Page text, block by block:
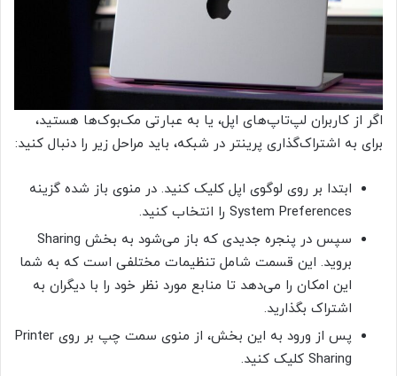
اگر از کاربران لپ‌تاپ‌های اپل، یا به عبارتی مک‌بوک‌ها هستید،
برای به اشتراک‌گذاری پرینتر در شبکه، باید مراحل زیر را دنبال کنید:
ابتدا بر روی لوگوی اپل کلیک کنید. در منوی باز شده گزینه
System Preferences را انتخاب کنید.
سپس در پنجره جدیدی که باز می‌شود به بخش Sharing
بروید. این قسمت شامل تنظیمات مختلفی است که به شما
این امکان را می‌دهد تا منابع مورد نظر خود را با دیگران به
اشتراک بگذارید.
پس از ورود به این بخش، از منوی سمت چپ بر روی Printer
Sharing کلیک کنید.